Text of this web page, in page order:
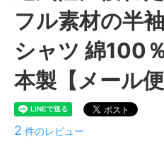
フル素材の半
シャツ 綿100
本製【メール
2 件のレビュー